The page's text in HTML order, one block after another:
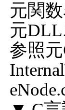
元関
元
参照